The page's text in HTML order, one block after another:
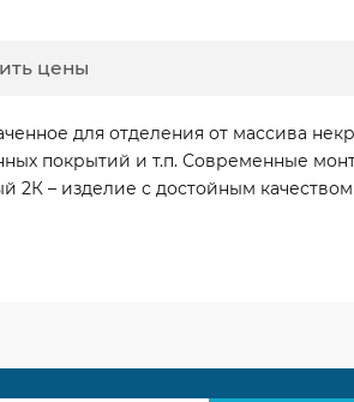
цены
для отделения от массива
покрытий и т.п. Современные
2К – изделие с достойным